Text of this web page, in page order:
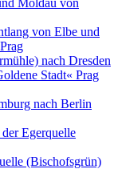
von Elbe und
nach Dresden
Stadt« Prag
nach Berlin
Egerquelle
(Bischofsgrün)